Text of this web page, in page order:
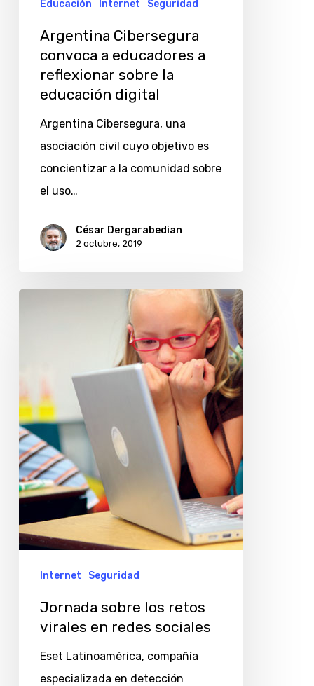
educación
digital
Educación Internet Seguridad
Argentina Cibersegura
convoca a educadores a
reflexionar sobre la
educación digital
Argentina Cibersegura, una
asociación civil cuyo objetivo es
concientizar a la comunidad sobre
el uso…
César Dergarabedian
2 octubre, 2019
virales
en
redes
sociales
Internet Seguridad
Jornada sobre los retos
virales en redes sociales
Eset Latinoamérica, compañía
especializada en detección